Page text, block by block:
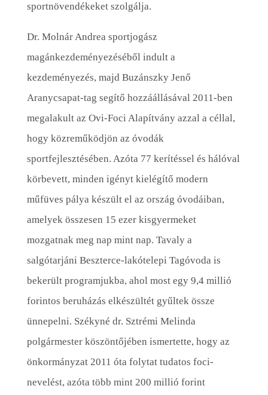
sportnövendékeket szolgálja.
Dr. Molnár Andrea sportjogász
magánkezdeményezéséből indult a
kezdeményezés, majd Buzánszky Jenő
Aranycsapat-tag segítő hozzáállásával 2011-ben
megalakult az Ovi-Foci Alapítvány azzal a céllal,
hogy közreműködjön az óvodák
sportfejlesztésében. Azóta 77 kerítéssel és hálóval
körbevett, minden igényt kielégítő modern
műfüves pálya készült el az ország óvodáiban,
amelyek összesen 15 ezer kisgyermeket
mozgatnak meg nap mint nap. Tavaly a
salgótarjáni Beszterce-lakótelepi Tagóvoda is
bekerült programjukba, ahol most egy 9,4 millió
forintos beruházás elkészültét gyűltek össze
ünnepelni. Székyné dr. Sztrémi Melinda
polgármester köszöntőjében ismertette, hogy az
önkormányzat 2011 óta folytat tudatos foci-
nevelést, azóta több mint 200 millió forint